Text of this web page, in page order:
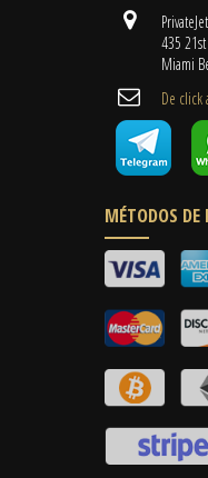
435
Miami
De
MÉTODOS DE